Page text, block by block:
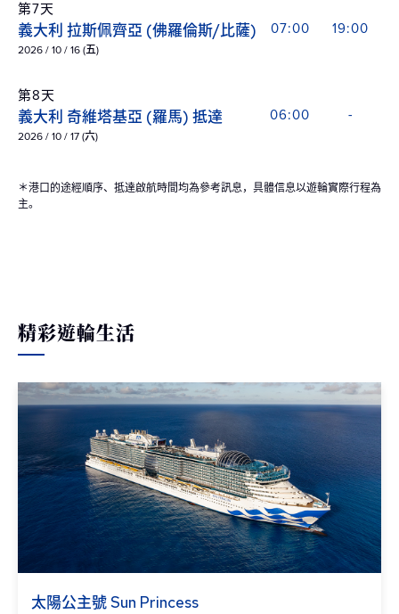
第7天
義大利 拉斯佩齊亞 (佛羅倫斯/比薩)
2026 / 10 / 16 (五)
07:00 19:00
第8天
義大利 奇維塔基亞 (羅馬) 抵達
2026 / 10 / 17 (六)
06:00 -
＊港口的途經順序、抵達啟航時間均為參考訊息，具體信息以遊輪實際行程為
主。
精彩遊輪生活
太陽公主號 Sun Princess